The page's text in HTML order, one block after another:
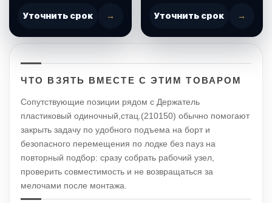
Уточнить срок → Уточнить срок →
ЧТО ВЗЯТЬ ВМЕСТЕ С ЭТИМ ТОВАРОМ
Сопутствующие позиции рядом с Держатель
пластиковый одиночный,стац.(210150) обычно помогают
закрыть задачу по удобного подъема на борт и
безопасного перемещения по лодке без пауз на
повторный подбор: сразу собрать рабочий узел,
проверить совместимость и не возвращаться за
мелочами после монтажа.